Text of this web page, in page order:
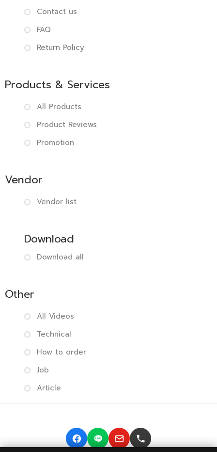
Contact us
FAQ
Return Policy
Products & Services
All Products
Product Reviews
Promotion
Vendor
Vendor list
Download
Download all
Other
All Videos
Technical
How to order
Job
Article